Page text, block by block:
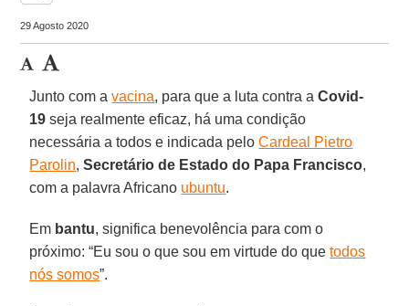
29 Agosto 2020
Junto com avacina, para que a luta contra aCovid-
19 seja realmente eficaz, há uma condição
necessária a todos e indicada peloCardeal Pietro
Parolin,Secretário de Estado do Papa Francisco,
com a palavra Africano ubuntu.
Em bantu, significa benevolência para com o
próximo: “Eu sou o que sou em virtude do quetodos
nós somos”.